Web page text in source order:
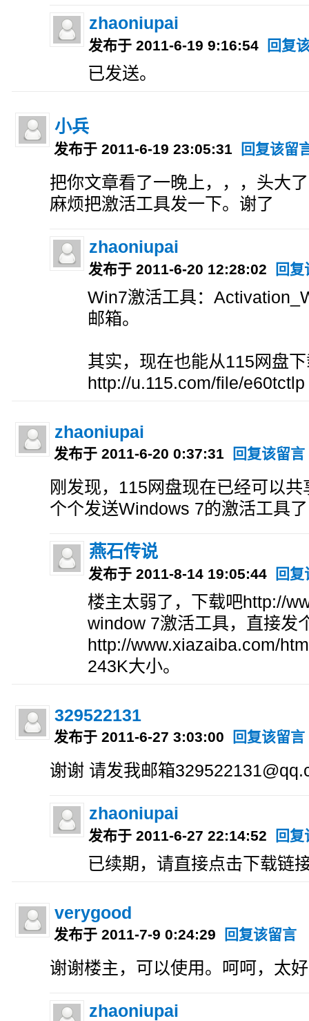
zhaoniupai
发布于 2011-6-19 9:16:54 回复
已发送。
小兵
发布于 2011-6-19 23:05:31 回复该留
把你文章看了一晚上，，，头大
麻烦把激活工具发一下。谢了
zhaoniupai
发布于 2011-6-20 12:28:02 回
Win7激活工具：
邮箱。
其实，现在也能从115网盘
http://u.115.com/file/e60tctlp
zhaoniupai
发布于 2011-6-20 0:37:31 回复该留言
刚发现，115网盘现在已经可以
个个发送Windows 7的激活工具了
燕石传说
发布于 2011-8-14 19:05:44 回
楼主太弱了，下载吧http://
window 7激活工具，直接发
http://www.xiazaiba.com/
243K大小。
329522131
发布于 2011-6-27 3:03:00 回复该留言
谢谢 请发我邮箱
zhaoniupai
发布于 2011-6-27 22:14:52 回
已续期，请直接点击下载链
verygood
发布于 2011-7-9 0:24:29 回复该留言
谢谢楼主，可以使用。呵呵，太
zhaoniupai